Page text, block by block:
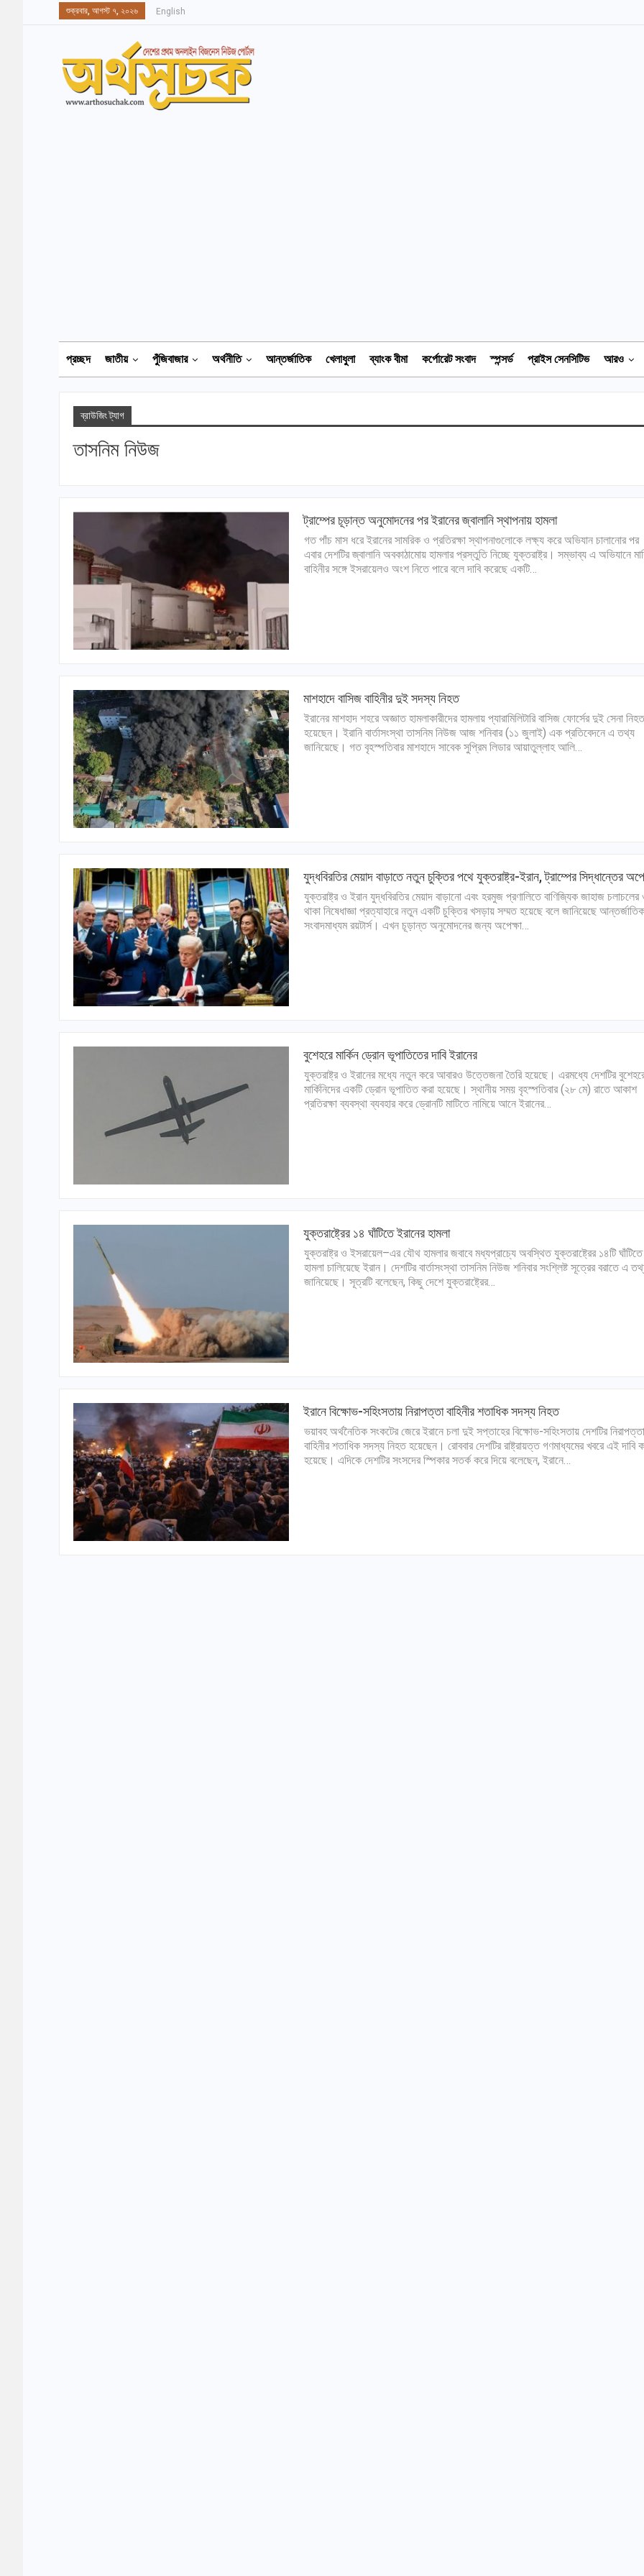
শুক্রবার, আগস্ট ৭, ২০২৬ English
প্রচ্ছদ জাতীয় পুঁজিবাজার অর্থনীতি আন্তর্জাতিক খেলাধুলা ব্যাংক বীমা কর্পোরেট সংবাদ স্পন্সর্ড প্রাইস সেনসিটিভ আরও
ব্রাউজিং ট্যাগ
তাসনিম নিউজ
ট্রাম্পের চূড়ান্ত অনুমোদনের পর ইরানের জ্বালানি স্থাপনায় হামলা
গত পাঁচ মাস ধরে ইরানের সামরিক ও প্রতিরক্ষা স্থাপনাগুলোকে লক্ষ্য করে অভিযান চালানোর পর
এবার দেশটির জ্বালানি অবকাঠামোয় হামলার প্রস্তুতি নিচ্ছে যুক্তরাষ্ট্র। সম্ভাব্য এ অভিযানে
বাহিনীর সঙ্গে ইসরায়েলও অংশ নিতে পারে বলে দাবি করেছে একটি…
মাশহাদে বাসিজ বাহিনীর দুই সদস্য নিহত
ইরানের মাশহাদ শহরে অজ্ঞাত হামলাকারীদের হামলায় প্যারামিলিটারি বাসিজ ফোর্সের দুই সেনা নিহত
হয়েছেন। ইরানি বার্তাসংস্থা তাসনিম নিউজ আজ শনিবার (১১ জুলাই) এক প্রতিবেদনে এ তথ্য
জানিয়েছে। গত বৃহস্পতিবার মাশহাদে সাবেক সুপ্রিম লিডার আয়াতুল্লাহ আলি…
যুদ্ধবিরতির মেয়াদ বাড়াতে নতুন চুক্তির পথে যুক্তরাষ্ট্র-ইরান, ট্রাম্পের সিদ্ধান্তের
যুক্তরাষ্ট্র ও ইরান যুদ্ধবিরতির মেয়াদ বাড়ানো এবং হরমুজ প্রণালিতে বাণিজ্যিক জাহাজ
থাকা নিষেধাজ্ঞা প্রত্যাহারে নতুন একটি চুক্তির খসড়ায় সম্মত হয়েছে বলে জানিয়েছে আন্তর্জাতিক
সংবাদমাধ্যম রয়টার্স। এখন চূড়ান্ত অনুমোদনের জন্য অপেক্ষা…
বুশেহরে মার্কিন ড্রোন ভূপাতিতের দাবি ইরানের
যুক্তরাষ্ট্র ও ইরানের মধ্যে নতুন করে আবারও উত্তেজনা তৈরি হয়েছে। এরমধ্যে দেশটির
মার্কিনিদের একটি ড্রোন ভূপাতিত করা হয়েছে। স্থানীয় সময় বৃহস্পতিবার (২৮ মে) রাতে আকাশ
প্রতিরক্ষা ব্যবস্থা ব্যবহার করে ড্রোনটি মাটিতে নামিয়ে আনে ইরানের…
যুক্তরাষ্ট্রের ১৪ ঘাঁটিতে ইরানের হামলা
যুক্তরাষ্ট্র ও ইসরায়েল–এর যৌথ হামলার জবাবে মধ্যপ্রাচ্যে অবস্থিত যুক্তরাষ্ট্রের ১৪টি ঘাঁটিতে
হামলা চালিয়েছে ইরান। দেশটির বার্তাসংস্থা তাসনিম নিউজ শনিবার সংশ্লিষ্ট সূত্রের বরাতে এ
জানিয়েছে। সূত্রটি বলেছেন, কিছু দেশে যুক্তরাষ্ট্রের…
ইরানে বিক্ষোভ-সহিংসতায় নিরাপত্তা বাহিনীর শতাধিক সদস্য নিহত
ভয়াবহ অর্থনৈতিক সংকটের জেরে ইরানে চলা দুই সপ্তাহের বিক্ষোভ-সহিংসতায় দেশটির নিরাপত্তা
বাহিনীর শতাধিক সদস্য নিহত হয়েছেন। রোববার দেশটির রাষ্ট্রায়ত্ত গণমাধ্যমের খবরে এই দাবি
হয়েছে। এদিকে দেশটির সংসদের স্পিকার সতর্ক করে দিয়ে বলেছেন, ইরানে…